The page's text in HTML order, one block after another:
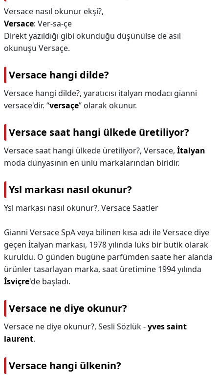
Versace nasıl okunur ekşi?,
Versace: Ver-sa-çe
Direkt yazıldığı gibi okunduğu düşünülse de asıl
okunuşu Versaçe.
Versace hangi dilde?
Versace hangi dilde?, yaratıcısı italyan modacı gianni
versace'dir. “versaçe” olarak okunur.
Versace saat hangi ülkede üretiliyor?
Versace saat hangi ülkede üretiliyor?, Versace, İtalyan
moda dünyasının en ünlü markalarından biridir.
Ysl markası nasıl okunur?
Ysl markası nasıl okunur?, Versace Saatler
Gianni Versace SpA veya bilinen kısa adı ile Versace diye
geçen İtalyan markası, 1978 yılında lüks bir butik olarak
kuruldu. O günden bugüne parfümden saate her alanda
ürünler tasarlayan marka, saat üretimine 1994 yılında
İsviçre'de başladı.
Versace ne diye okunur?
Versace ne diye okunur?, Sesli Sözlük -yves saint
laurent.
Versace hangi ülkenin?